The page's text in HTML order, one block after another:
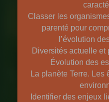
Classer les
parenté pour
l’évolution
Diversités actuelle et
Évolution des
La planète Terre. Les
Identifier des enjeux